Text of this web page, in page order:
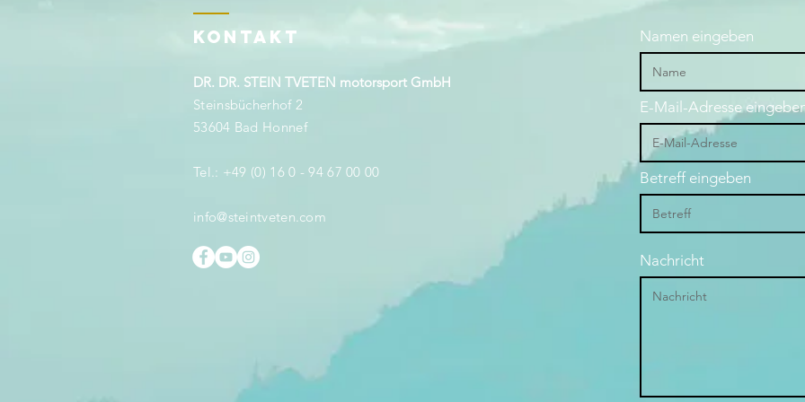
KONTAKT
DR. DR. STEIN TVETEN motorsport GmbH
Steinsbücherhof 2
53604 Bad Honnef
Tel.: +49 (0) 16 0 - 94 67 00 00
info@steintveten.com
Namen eingeben
E-Mail-Adresse
Betreff eingeben
Nachricht